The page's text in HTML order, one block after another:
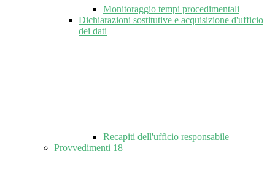
Monitoraggio tempi procedimentali
Dichiarazioni sostitutive e acquisizione d'ufficio
dei dati
Recapiti dell'ufficio responsabile
Provvedimenti 18